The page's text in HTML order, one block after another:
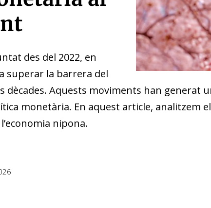
des del 2022, en
superar la barrera del
dècades. Aquests moviments han generat
monetària. En aquest article, analitzem
nipona.